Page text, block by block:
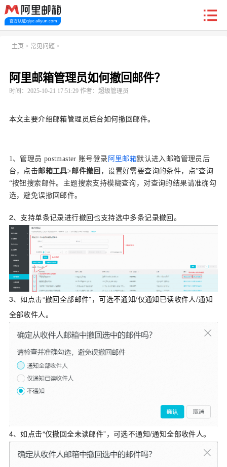
首页 阿里企业邮箱 信创邮 收费标准
常见问题 关于我们
主页 > 常见问题 >
阿里邮箱管理员如何撤回邮件？
时间：2025-10-21 17:51:29 作者：超级管理员
本文主要介绍邮箱管理员后台如何撤回邮件。
1、管理员 postmaster 账号登录 阿里邮箱默认进入邮箱管理员后
台，点击邮箱工具> 邮件撤回 ，设置好需要查询的条件，点”查询
“按钮搜索邮件。主题搜索支持模糊查询，对查询的结果请准确勾
选，避免误撤回邮件。
2、支持单条记录进行撤回也支持选中多条记录撤回。
3、如点击“撤回全部邮件”，可选不通知/仅通知已读收件人/通知
全部收件人。
4、如点击“仅撤回全未读邮件”，可选不通知/通知全部收件人。